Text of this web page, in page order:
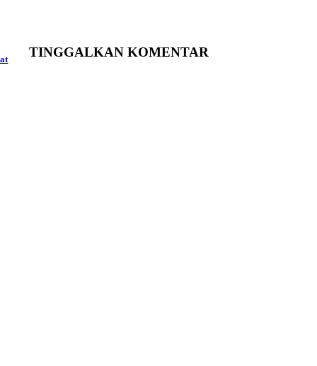
TINGGALKAN KOMENTAR